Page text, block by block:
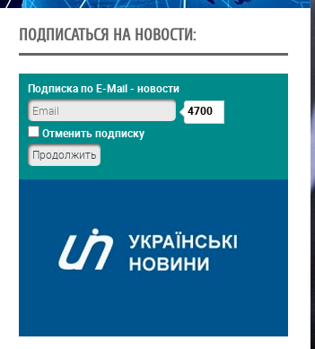
ПОДПИСАТЬСЯ НА НОВОСТИ:
Подписка по E-Mail - новости
4700
Отменить подписку